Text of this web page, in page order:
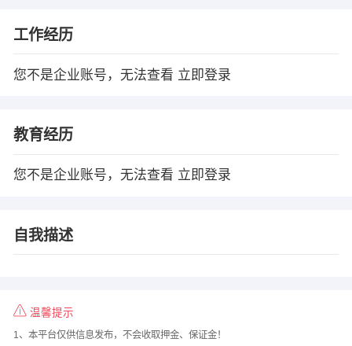
工作经历
您不是企业账号，无法查看 立即登录
教育经历
您不是企业账号，无法查看 立即登录
自我描述
温馨提示
1、本平台仅供信息发布，不会收取押金、保证金！